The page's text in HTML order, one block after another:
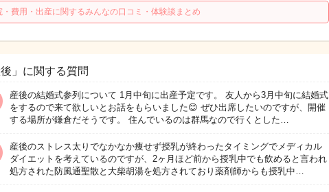
・費用・出産に関するみんなの口コミ・体験談まとめ
」に関する質問
産後の結婚式参列について 1月中旬に出産予定です。 友人から3月中旬に結婚式
をするので来て欲しいとお話をもらいました😊 ぜひ出席したいのですが、開催
する場所が鎌倉だそうです。 住んでいるのは群馬なので行くとした…
産後のストレス太りでなかなか痩せず授乳が終わったタイミングでメディカル
ダイエットを考えているのですが、2ヶ月ほど前から授乳中でも飲めると言われ
処方された防風通聖散と大柴胡湯を処方されており薬剤師からも授乳中…